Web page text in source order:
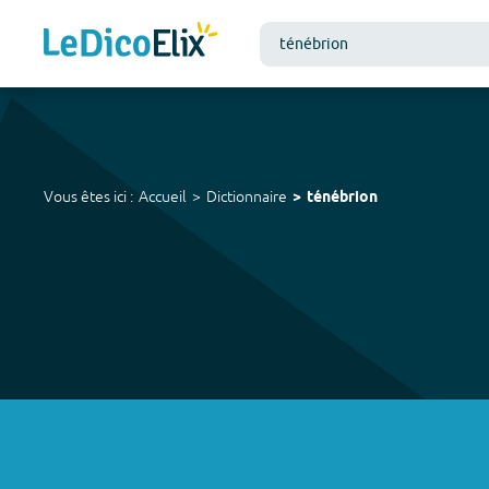
Vous êtes ici : Accueil Dictionnaire ténébrion